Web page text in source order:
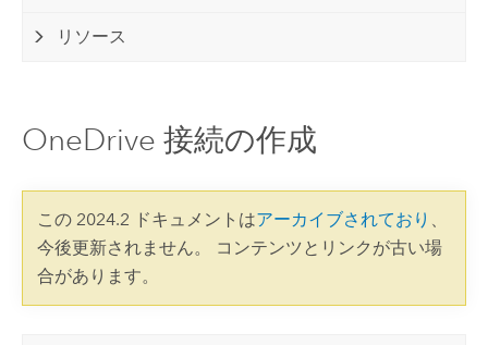
リソース
OneDrive 接続の作成
この 2024.2 ドキュメントはアーカイブされており
今後更新されません。 コンテンツとリンクが古い場
合があります。